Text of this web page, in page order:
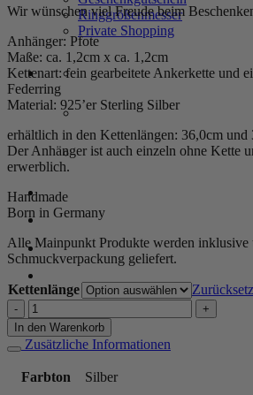
Ringgrößenmesser
Private Shopping
Anmelden / Registrieren
Warenkorb /0,00€ 0
0
Wir wünschen viel Freude beim
Anhänger: Pfote
Maße: ca. 1,2cm x ca. 1,2cm
Kettenart: fein gearbeitete Ankerkette und
Federring
Material: 925’er Sterling Silber
erhältlich in den Kettenlängen: 36,0cm und
Der Anhänger ist auch einzeln ohne Kette
erwerblich.
Handmade
Born in Germany
Alle Mainpunkt Produkte werden inklusive
Schmuckverpackung geliefert.
Kettenlänge
KIDS
Kette
"Pfote"
925
Sterling
Silber
In den Warenkorb
Zusätzliche Informationen
Farbton Silber